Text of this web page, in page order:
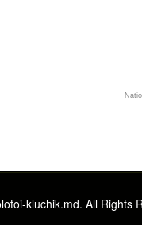
kluchik.md. All Rights